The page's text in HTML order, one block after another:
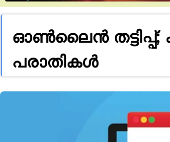
ഓൺലൈൻ തട്ടിപ്പ്;
പരാതികൾ